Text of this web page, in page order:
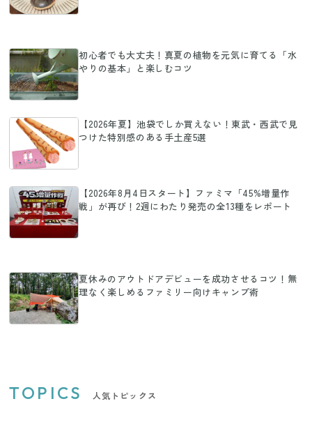
初心者でも大丈夫！真夏の植物を元気に育てる「水
やりの基本」と楽しむコツ
【2026年夏】池袋でしか買えない！東武・西武で見
つけた特別感のある手土産5選
【2026年8月4日スタート】ファミマ「45%増量作
戦」が再び！2週にわたり発売の全13種をレポート
夏休みのアウトドアデビューを成功させるコツ！無
理なく楽しめるファミリー向けキャンプ術
TOPICS 人気トピックス